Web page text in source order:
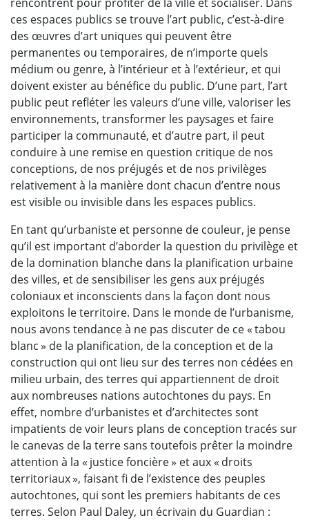
ces espaces publics se trouve l’art public, c’est-à-dire
des œuvres d’art uniques qui peuvent être
permanentes ou temporaires, de n’importe quels
médium ou genre, à l’intérieur et à l’extérieur, et qui
doivent exister au bénéfice du public. D’une part, l’art
public peut refléter les valeurs d’une ville, valoriser les
environnements, transformer les paysages et faire
participer la communauté, et d’autre part, il peut
conduire à une remise en question critique de nos
conceptions, de nos préjugés et de nos privilèges
relativement à la manière dont chacun d’entre nous
est visible ou invisible dans les espaces publics.
En tant qu’urbaniste et personne de couleur, je pense
qu’il est important d’aborder la question du privilège et
de la domination blanche dans la planification urbaine
des villes, et de sensibiliser les gens aux préjugés
coloniaux et inconscients dans la façon dont nous
exploitons le territoire. Dans le monde de l’urbanisme,
nous avons tendance à ne pas discuter de ce « tabou
blanc » de la planification, de la conception et de la
construction qui ont lieu sur des terres non cédées en
milieu urbain, des terres qui appartiennent de droit
aux nombreuses nations autochtones du pays. En
effet, nombre d’urbanistes et d’architectes sont
impatients de voir leurs plans de conception tracés sur
le canevas de la terre sans toutefois prêter la moindre
attention à la « justice foncière » et aux « droits
territoriaux », faisant fi de l’existence des peuples
autochtones, qui sont les premiers habitants de ces
terres. Selon Paul Daley, un écrivain du Guardian :